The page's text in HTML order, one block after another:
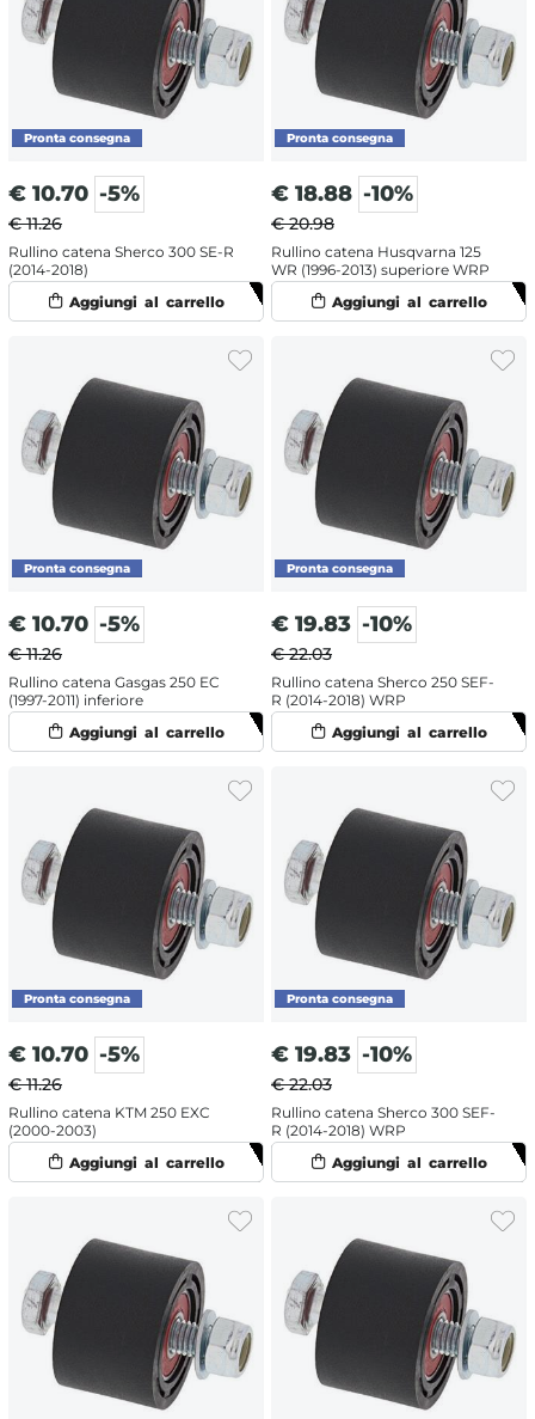
€ 10.70 -5%
€ 11.26
Rullino catena Sherco 300 SE-R
(2014-2018)
€ 18.88 -10%
€ 20.98
Rullino catena Husqvarna 125
WR (1996-2013) superiore WRP
€ 10.70 -5%
€ 11.26
Rullino catena Gasgas 250 EC
(1997-2011) inferiore
€ 19.83 -10%
€ 22.03
Rullino catena Sherco 250 SEF-
R (2014-2018) WRP
€ 10.70 -5%
€ 11.26
Rullino catena KTM 250 EXC
(2000-2003)
€ 19.83 -10%
€ 22.03
Rullino catena Sherco 300 SEF-
R (2014-2018) WRP